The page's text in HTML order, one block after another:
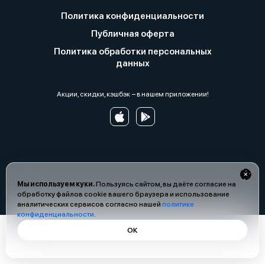
Мы используем куки.Пользуясь сайтом, вы даёте согласие на
обработку файлов cookie вашего браузера и использование
аналитических сервисов согласно нашей политике
конфиденциальности.
ОК
Политика конфиденциальности
Публичная оферта
Политика обработки персональных
данных
Акции, скидки, кэшбэк − в нашем приложении!